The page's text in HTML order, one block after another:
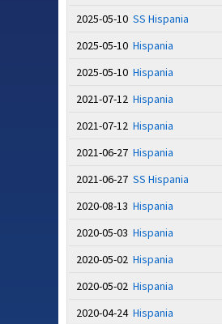
2025-05-10 SS Hispania
2025-05-10 Hispania
2025-05-10 Hispania
2021-07-12 Hispania
2021-07-12 Hispania
2021-06-27 Hispania
2021-06-27 SS Hispania
2020-08-13 Hispania
2020-05-03 Hispania
2020-05-02 Hispania
2020-05-02 Hispania
2020-04-24 Hispania